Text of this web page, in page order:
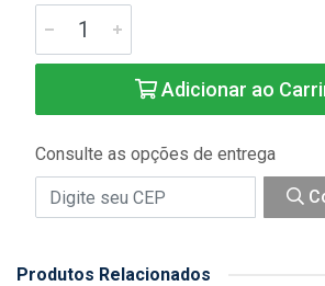
Adicionar ao
Consulte as opções de entrega
Produtos Relacionados